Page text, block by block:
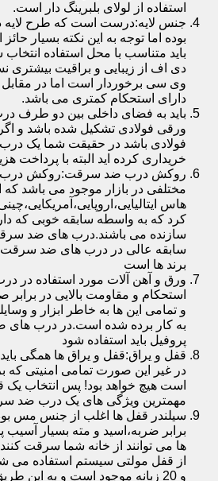
استفاده از لولای بلبرینگ دار است.
جنس لایه:درست است که طرح
بوده اما توجه به این نکته بسیار
باید متناسب با محل استفاده
دی اف از زیبایی و براقیت بیشتری
وی سی برخوردار است اما در
دارای استحکام کمتری می باشد.
باید به فضای داخلی بین دو طرف
ورقی فولادی تشکیل شده باشد و
فولادی باشد در حقیقت شما یک درب
خریداری کرده اید البته با
روکش درب ضد سرقت:روکش درب
مختلفی در بازار موجود می باشد که
هاس
کرد که به واسطه سابقه خوبی که
سازنده می باشند.درب های ضد
سابقه عالی در درب های ضد سرقت
برند ها است
ورق و آهن آلات مورد استفاده در
استحکام و مقاومت بالایی در
و تمامی این ها به خاطر ابزار و
به کار برده شده است.در درب
پروفیل باید استفاده شود
قفل و یراق:قفل و یراق ها همگی
در غیر این صورت تمامی امنیتی که
است هیچ خواهد بود! پس انتخاب یک
مهمترین ویژگی های یک درب ضد
سیلندر قفل ها اغلب از جنس مس
برابر ضربه،اسید و مته بسیار آسیب
ها می توانند از خانه شما سرقت
و 20 زبانه موجود است و به این